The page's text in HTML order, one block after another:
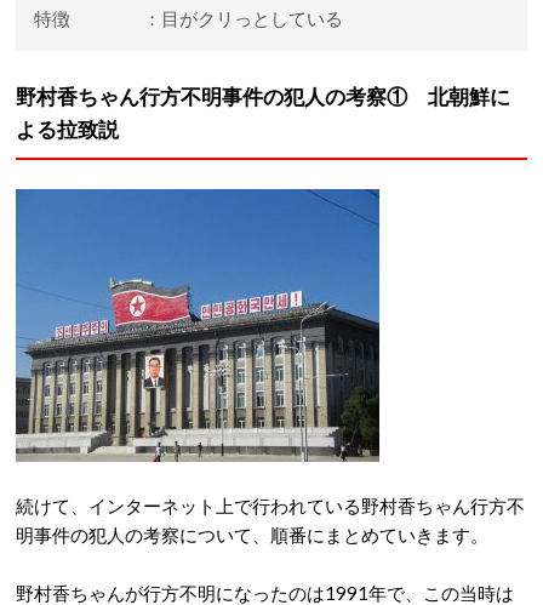
特徴 ：目がクリっとしている
野村香ちゃん行方不明事件の犯人の考察① 北朝鮮に
よる拉致説
続けて、インターネット上で行われている野村香ちゃん行方不
明事件の犯人の考察について、順番にまとめていきます。
野村香ちゃんが行方不明になったのは1991年で、この当時は